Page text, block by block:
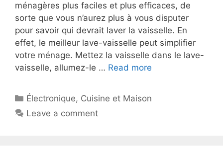
ménagères plus faciles et plus efficaces, de
sorte que vous n’aurez plus à vous disputer
pour savoir qui devrait laver la vaisselle. En
effet, le meilleur lave-vaisselle peut simplifier
votre ménage. Mettez la vaisselle dans le lave-
vaisselle, allumez-le … Read more
Électronique, Cuisine et Maison
Leave a comment